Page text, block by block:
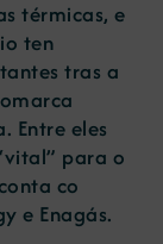
térmicas, e
ten
tras a
Entre eles
para o
co
e Enagás.